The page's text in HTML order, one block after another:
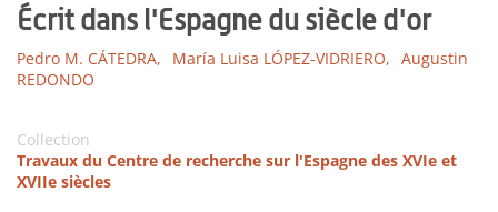
Écrit dans l'Espagne du siècle d'or
Pedro M. CÁTEDRA, María Luisa LÓPEZ-VIDRIERO, Augustin
REDONDO
Collection
Travaux du Centre de recherche sur l'Espagne des XVIe et
XVIIe siècles